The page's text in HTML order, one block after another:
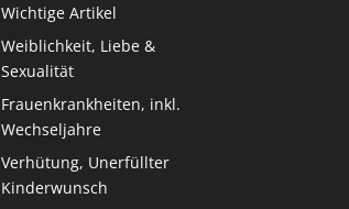
Wichtige Artikel
Weiblichkeit, Liebe &
Sexualität
Frauenkrankheiten, inkl.
Wechseljahre
Verhütung, Unerfüllter
Kinderwunsch